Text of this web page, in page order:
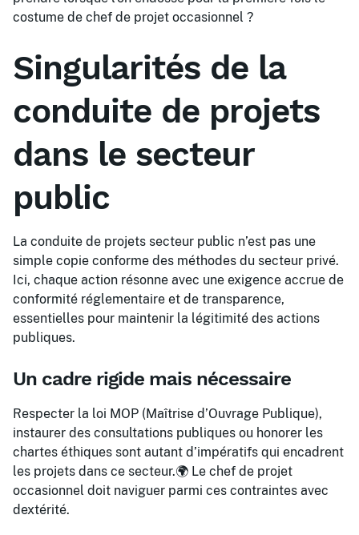
costume de chef de projet occasionnel ?
Singularités de la
conduite de projets
dans le secteur
public
La conduite de projets secteur public n’est pas une
simple copie conforme des méthodes du secteur privé.
Ici, chaque action résonne avec une exigence accrue de
conformité réglementaire et de transparence,
essentielles pour maintenir la légitimité des actions
publiques.
Un cadre rigide mais nécessaire
Respecter la loi MOP (Maîtrise d’Ouvrage Publique),
instaurer des consultations publiques ou honorer les
chartes éthiques sont autant d’impératifs qui encadrent
les projets dans ce secteur.🌍 Le chef de projet
occasionnel doit naviguer parmi ces contraintes avec
dextérité.